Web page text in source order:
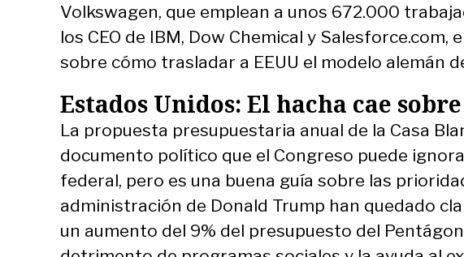
Volkswagen, que emplean a unos 672.000
los CEO de IBM, Dow Chemical y
sobre cómo trasladar a EEUU el modelo alemán
Estados Unidos: El hacha cae
La propuesta presupuestaria anual de la Casa
documento político que el Congreso puede
federal, pero es una buena guía sobre las
administración de Donald Trump han quedado
un aumento del 9% del presupuesto del